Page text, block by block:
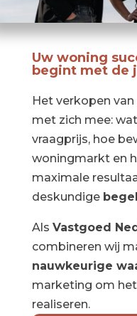
Uw woning
begint met de
Het verkopen
met zich mee:
vraagprijs, hoe
woningmarkt en
maximale
deskundige
Als Vastgoed
combineren wij
nauwkeurige
marketing om
realiseren.